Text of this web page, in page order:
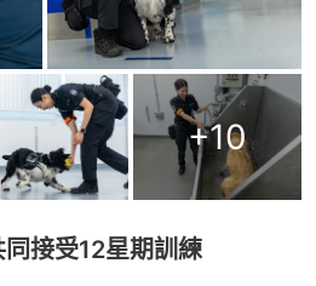
+10
接受12星期訓練